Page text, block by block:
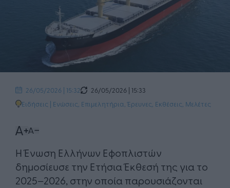
26/05/2026 | 15:32
26/05/2026 | 15:33
Ειδήσεις | Ενώσεις, Επιμελητήρια ,Έρευνες, Εκθέσεις, Μελέτες
Η Ένωση Ελλήνων Εφοπλιστών
δημοσίευσε την Ετήσια Έκθεσή της για το
2025–2026, στην οποία παρουσιάζονται